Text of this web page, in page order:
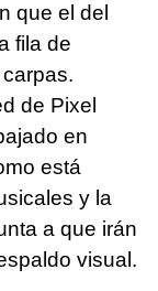
que el del
fila de
de Pixel
en
está
y la
a que irán
visual.